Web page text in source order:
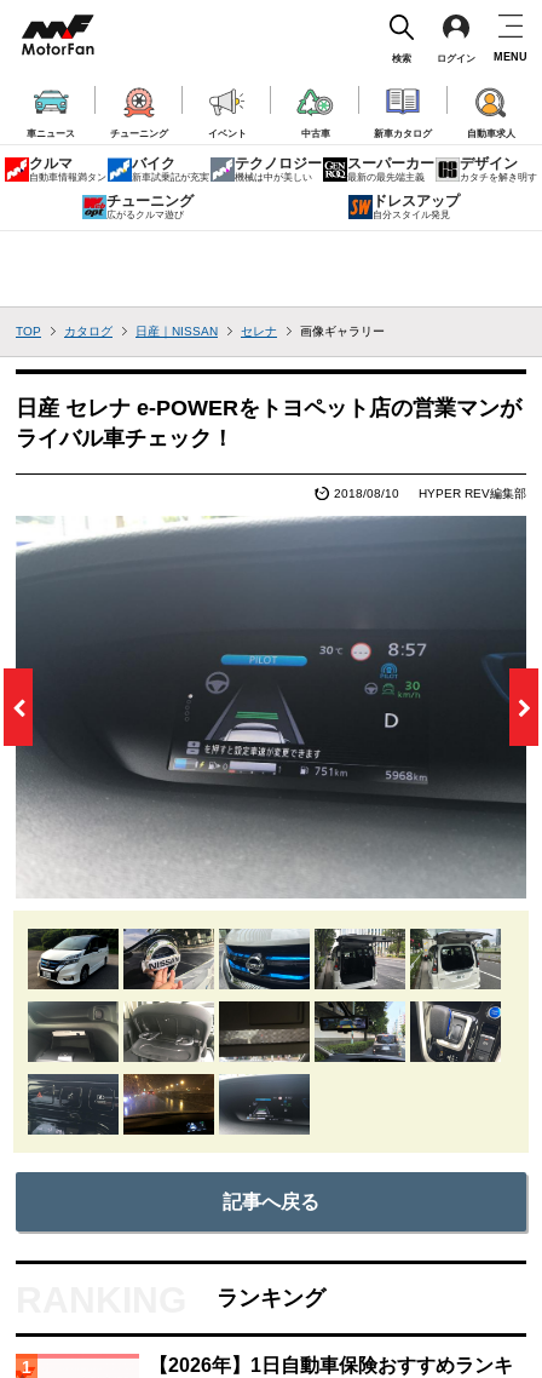
車ニュース チューニング イベント 中古車 新車カタログ 自動車求人
検索 ログイン MENU
クルマ
自動車情報満タン
バイク
新車試乗記が充実
テクノロジー
機械は中が美しい
スーパーカー
最新の最先端主義
デザイン
カタチを解き明す
チューニング
広がるクルマ遊び
ドレスアップ
自分スタイル発見
TOP カタログ 日産｜NISSAN セレナ 画像ギャラリー
日産 セレナ e-POWERをトヨペット店の営業マンが
ライバル車チェック！
2018/08/10 HYPER REV編集部
記事へ戻る
ランキング
1
【2026年】1日自動車保険おすすめランキ